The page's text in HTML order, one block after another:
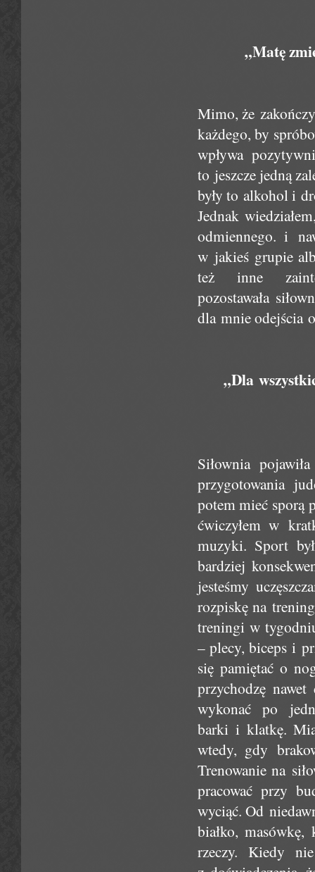
„Matę
Mimo, że
każdego, by
wpływa
to jeszcze jedną
były to alkohol i
Jednak
odmiennego. i
w jakieś grupie
też inne
pozostawała
dla mnie odejścia
„Dla
Siłownia
przygotowania
potem mieć sporą
ćwiczyłem w
muzyki. Sport
bardziej
jesteśmy
rozpiskę na
treningi w
– plecy, biceps i
się pamiętać o
przychodzę
wykonać po
barki i klatkę.
wtedy, gdy
Trenowanie na
pracować przy
wyciąć. Od
białko,
rzeczy. Kiedy